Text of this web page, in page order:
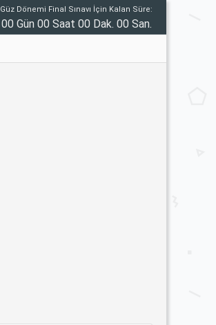
Güz Dönemi Final Sınavı İçin Kalan Süre:
00 Gün 00 Saat 00 Dak. 00 San.